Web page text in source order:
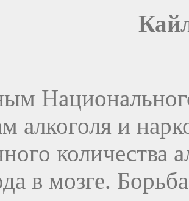
алкоголя и
количества
в мозге.